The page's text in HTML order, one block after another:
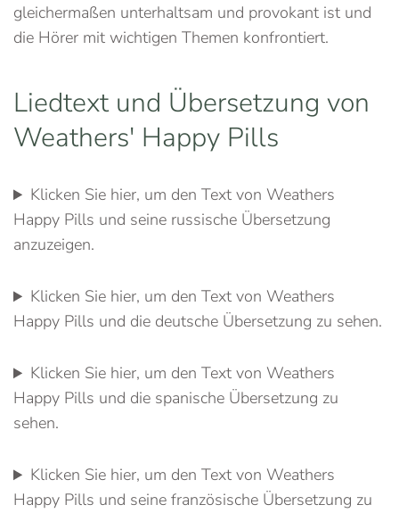
gleichermaßen unterhaltsam und provokant ist und
die Hörer mit wichtigen Themen konfrontiert.
Liedtext und Übersetzung von
Weathers' Happy Pills
Klicken Sie hier, um den Text von Weathers
Happy Pills und seine russische Übersetzung
anzuzeigen.
Klicken Sie hier, um den Text von Weathers
Happy Pills und die deutsche Übersetzung zu sehen.
Klicken Sie hier, um den Text von Weathers
Happy Pills und die spanische Übersetzung zu
sehen.
Klicken Sie hier, um den Text von Weathers
Happy Pills und seine französische Übersetzung zu